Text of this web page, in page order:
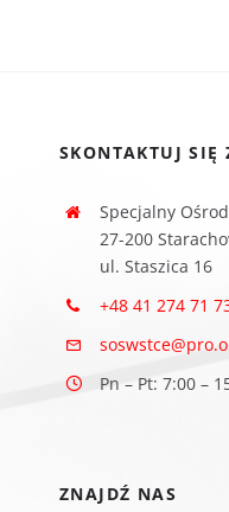
SKONTAKTUJ SIĘ
Specjalny
27-200
ul. Staszica 16
+48 41 274 71
Pn – Pt: 7:00 –
ZNAJDŹ NAS